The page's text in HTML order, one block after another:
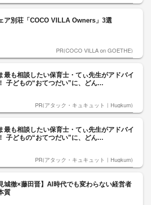
ア別荘「COCO VILLA Owners」3選
PR(COCO VILLA on GOETHE)
最も相談したい保育士・てぃ先生がアドバイ
子どもの“おてつだい”に、どん...
PR(アタック・キュキュット｜Hugkum)
最も相談したい保育士・てぃ先生がアドバイ
子どもの“おてつだい”に、どん...
PR(アタック・キュキュット｜Hugkum)
城徹×藤田晋】AI時代でも変わらない経営者
質